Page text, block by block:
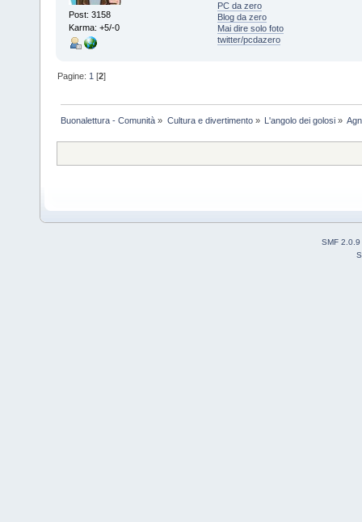
Post: 3158
Karma: +5/-0
PC da zero
Blog da zero
Mai dire solo foto
twitter/pcdazero
Pagine: 1 [2]
Buonalettura - Comunità » Cultura e divertimento» L'angolo dei golosi»
SMF 2.0.9